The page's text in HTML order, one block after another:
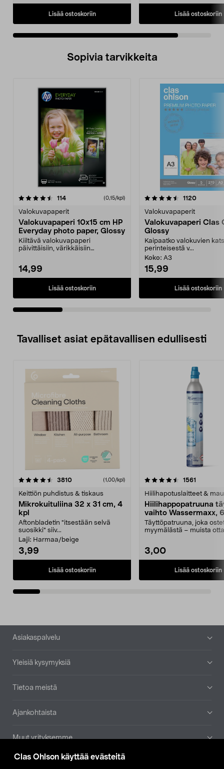
Clas Ohlson käyttää evästeitä
Lisää ostoskoriin Lisää ostoskoriin
Sopivia tarvikkeita
114arvostelut (0,15/kpl)
Valokuvapaperit
Valokuvapaperi 10x15 cm HP
Everyday photo paper, Glossy
Kiiltävä valokuvapaperi
päivittäisiin, värikkäisiin
14,99
Lisää ostoskoriin
4.5viidestä
1120
Valokuvapaperit
Valokuvapaperi Clas
Glossy
Kaipaatko valokuvien
perinteisestä v...
Koko: A3
15,99
Lisää ostoskoriin
4.5viidestä
Tavalliset asiat epätavallisen edullisesti
3810arvostelut (1,00/kpl)
Keittiön puhdistus & tiskaus
Mikrokuituliina 32 x 31 cm, 4
kpl
Aftonbladetin "itsestään selvä
suosikki" siiv...
Laji: Harmaa/beige
3,99
Lisää ostoskoriin
4.5viidestä
1561
Hiilihapotuslaitteet &
Hiilihappopatruuna
vaihto Wassermaxx,
Täyttöpatruuna, joka
myymälästä – muista
3,00
Lisää ostoskoriin
4.5viidestä
Alatunniste
Asiakaspalvelu
Yleisiä kysymyksiä
Tietoa meistä
Ajankohtaista
Muut yrityksemme
Etsi myymälä